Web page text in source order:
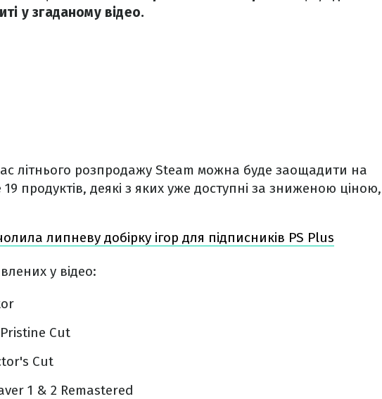
у згаданому відео.
літнього розпродажу Steam можна буде заощадити на
продуктів, деякі з яких уже доступні за зниженою ціною,
липневу добірку ігор для підписників PS Plus
у відео:
Cut
Cut
1 & 2 Remastered